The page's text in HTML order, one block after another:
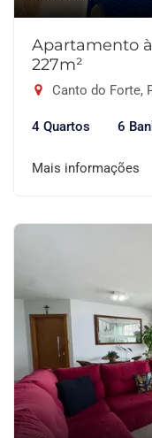
Apartamento
227m²
Canto do Forte,
4 Quartos 6
Mais informações